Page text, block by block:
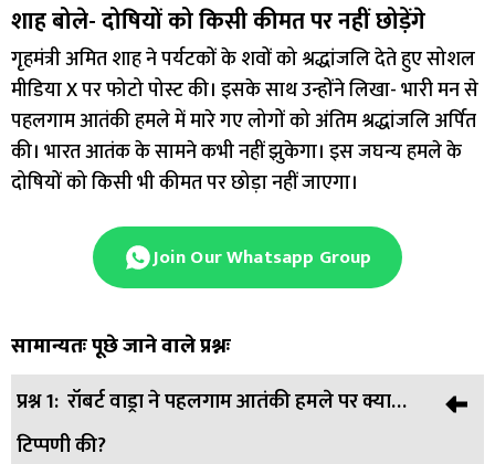
शाह बोले- दोषियों को किसी कीमत पर नहीं छोड़ेंगे
गृहमंत्री अमित शाह ने पर्यटकों के शवों को श्रद्धांजलि देते हुए सोशल
मीडिया X पर फोटो पोस्ट की। इसके साथ उन्होंने लिखा- भारी मन से
पहलगाम आतंकी हमले में मारे गए लोगों को अंतिम श्रद्धांजलि अर्पित
की। भारत आतंक के सामने कभी नहीं झुकेगा। इस जघन्य हमले के
दोषियों को किसी भी कीमत पर छोड़ा नहीं जाएगा।
Join Our Whatsapp Group
सामान्यतः पूछे जाने वाले प्रश्नः
प्रश्न 1: रॉबर्ट वाड्रा ने पहलगाम आतंकी हमले पर क्या
टिप्पणी की?